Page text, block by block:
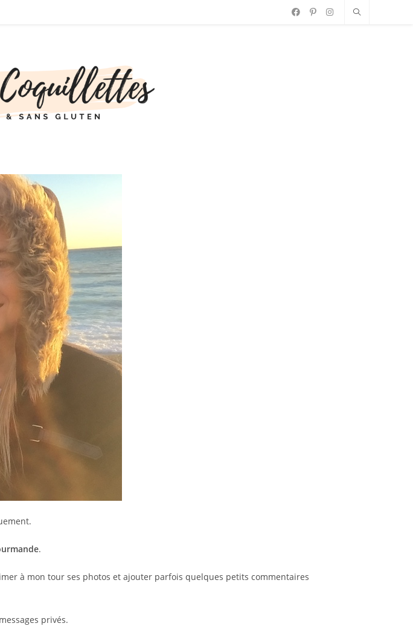
.
à mon tour ses photos et ajouter parfois quelques petits commentaires
privés.